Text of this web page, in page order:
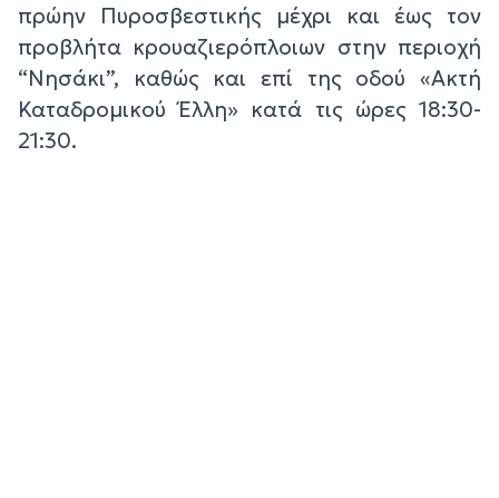
πρώην Πυροσβεστικής μέχρι και έως τον
προβλήτα κρουαζιερόπλοιων στην περιοχή
“Νησάκι”, καθώς και επί της οδού «Ακτή
Καταδρομικού Έλλη» κατά τις ώρες 18:30-
21:30.